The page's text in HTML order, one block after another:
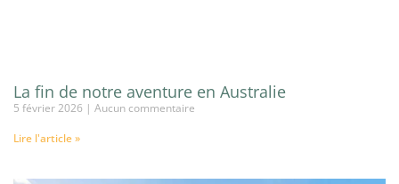
La fin de notre aventure en Australie
5 février 2026
Aucun commentaire
Lire l'article »